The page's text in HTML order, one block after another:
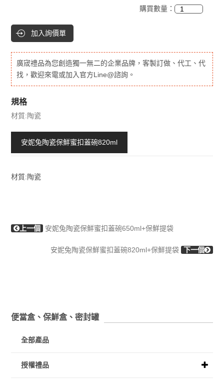
購買數量：
加入詢價單
廣宬禮品為您創造獨一無二的企業品牌，客製訂做、代工、代
找，歡迎來電或加入官方Line@諮詢。
規格
材質:陶瓷
安妮兔陶瓷保鮮蜜扣蓋碗820ml
材質:陶瓷
上一個 安妮兔陶瓷保鮮蜜扣蓋碗650ml+保鮮提袋
安妮兔陶瓷保鮮蜜扣蓋碗820ml+保鮮提袋 下一個
便當盒、保鮮盒、密封罐
全部產品
授權禮品